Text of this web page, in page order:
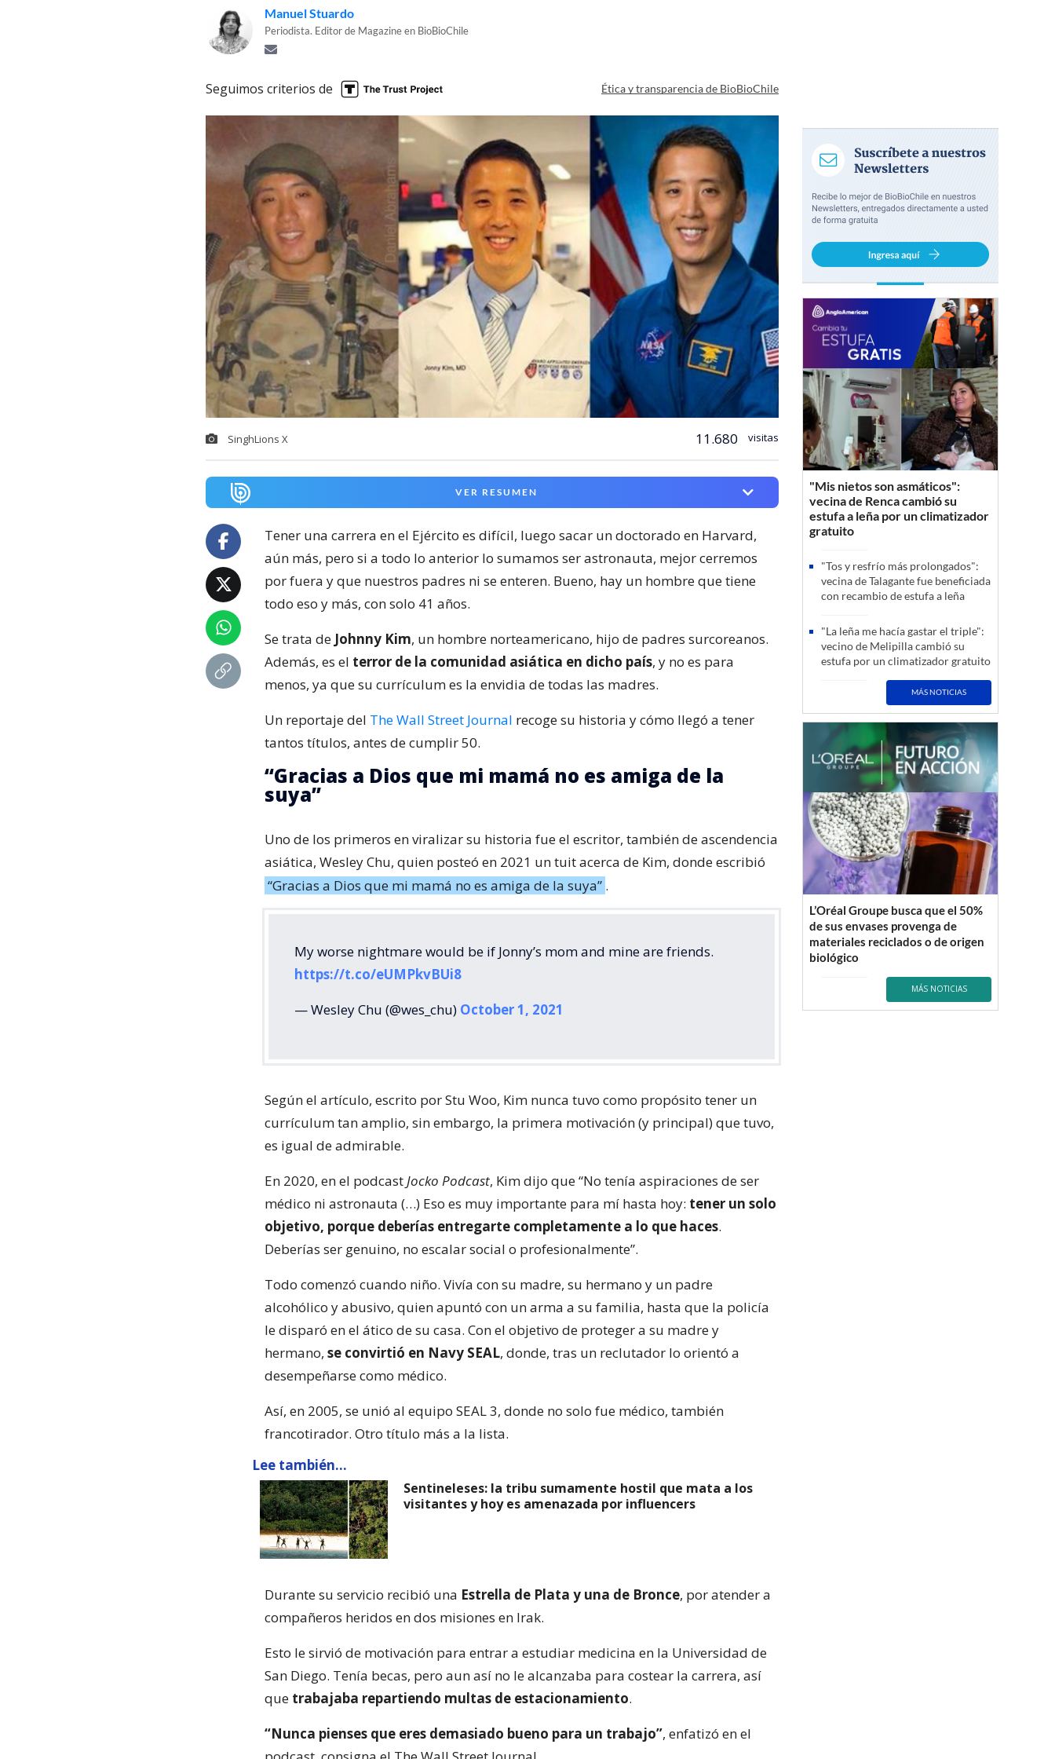
Manuel Stuardo
Periodista. Editor de Magazine en BioBioChile
Seguimos criterios de Ética y transparencia de BioBioChile
SinghLions X 11.680 visitas
VER RESUMEN
Tener una carrera en el Ejército es difícil, luego sacar un doctorado en Harvard,
aún más, pero si a todo lo anterior lo sumamos ser astronauta, mejor cerremos
por fuera y que nuestros padres ni se enteren. Bueno, hay un hombre que tiene
todo eso y más, con solo 41 años.
Se trata de Johnny Kim, un hombre norteamericano, hijo de padres surcoreanos.
Además, es el terror de la comunidad asiática en dicho país, y no es para
menos, ya que su currículum es la envidia de todas las madres.
Un reportaje del The Wall Street Journal recoge su historia y cómo llegó a tener
tantos títulos, antes de cumplir 50.
“Gracias a Dios que mi mamá no es amiga de la
suya”
Uno de los primeros en viralizar su historia fue el escritor, también de ascendencia
asiática, Wesley Chu, quien posteó en 2021 un tuit acerca de Kim, donde escribió
“Gracias a Dios que mi mamá no es amiga de la suya” .
My worse nightmare would be if Jonny’s mom and mine are friends.
https://t.co/eUMPkvBUi8
— Wesley Chu (@wes_chu) October 1, 2021
Según el artículo, escrito por Stu Woo, Kim nunca tuvo como propósito tener un
currículum tan amplio, sin embargo, la primera motivación (y principal) que tuvo,
es igual de admirable.
En 2020, en el podcast Jocko Podcast, Kim dijo que “No tenía aspiraciones de ser
médico ni astronauta (…) Eso es muy importante para mí hasta hoy: tener un solo
objetivo, porque deberías entregarte completamente a lo que haces.
Deberías ser genuino, no escalar social o profesionalmente”.
Todo comenzó cuando niño. Vivía con su madre, su hermano y un padre
alcohólico y abusivo, quien apuntó con un arma a su familia, hasta que la policía
le disparó en el ático de su casa. Con el objetivo de proteger a su madre y
hermano, se convirtió en Navy SEAL, donde, tras un reclutador lo orientó a
desempeñarse como médico.
Así, en 2005, se unió al equipo SEAL 3, donde no solo fue médico, también
francotirador. Otro título más a la lista.
Lee también...
Sentineleses: la tribu sumamente hostil que mata a los
visitantes y hoy es amenazada por influencers
Durante su servicio recibió una Estrella de Plata y una de Bronce, por atender a
compañeros heridos en dos misiones en Irak.
Esto le sirvió de motivación para entrar a estudiar medicina en la Universidad de
San Diego. Tenía becas, pero aun así no le alcanzaba para costear la carrera, así
que trabajaba repartiendo multas de estacionamiento.
“Nunca pienses que eres demasiado bueno para un trabajo”, enfatizó en el
"Mis nietos son asmáticos":
vecina de Renca cambió su
estufa a leña por un climatizador
gratuito
"Tos y resfrío más prolongados":
vecina de Talagante fue beneficiada
con recambio de estufa a leña
"La leña me hacía gastar el triple":
vecino de Melipilla cambió su
estufa por un climatizador gratuito
MÁS NOTICIAS
L’Oréal Groupe busca que el 50%
de sus envases provenga de
materiales reciclados o de origen
biológico
MÁS NOTICIAS